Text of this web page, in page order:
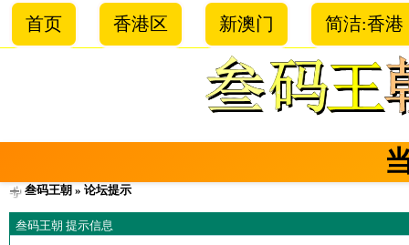
首页 香港区 新澳门 简洁:香港
叁码王朝 » 论坛提示
叁码王朝 提示信息